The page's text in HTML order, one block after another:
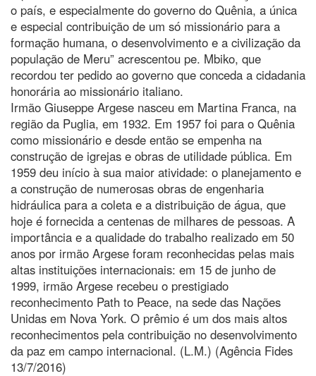
o país, e especialmente do governo do Quênia, a única
e especial contribuição de um só missionário para a
formação humana, o desenvolvimento e a civilização da
população de Meru” acrescentou pe. Mbiko, que
recordou ter pedido ao governo que conceda a cidadania
honorária ao missionário italiano.
Irmão Giuseppe Argese nasceu em Martina Franca, na
região da Puglia, em 1932. Em 1957 foi para o Quênia
como missionário e desde então se empenha na
construção de igrejas e obras de utilidade pública. Em
1959 deu início à sua maior atividade: o planejamento e
a construção de numerosas obras de engenharia
hidráulica para a coleta e a distribuição de água, que
hoje é fornecida a centenas de milhares de pessoas. A
importância e a qualidade do trabalho realizado em 50
anos por irmão Argese foram reconhecidas pelas mais
altas instituições internacionais: em 15 de junho de
1999, irmão Argese recebeu o prestigiado
reconhecimento Path to Peace, na sede das Nações
Unidas em Nova York. O prêmio é um dos mais altos
reconhecimentos pela contribuição no desenvolvimento
da paz em campo internacional. (L.M.) (Agência Fides
13/7/2016)